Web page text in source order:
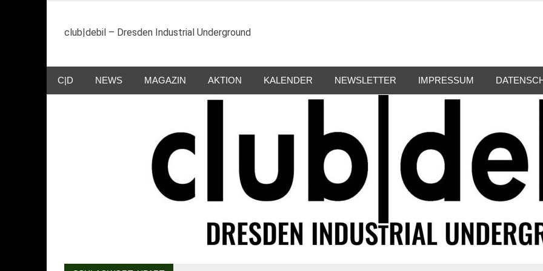
springen
club|debil – Dresden Industrial Underground
C|D NEWS MAGAZIN AKTION KALENDER NEWSLETTER IMPRESSUM